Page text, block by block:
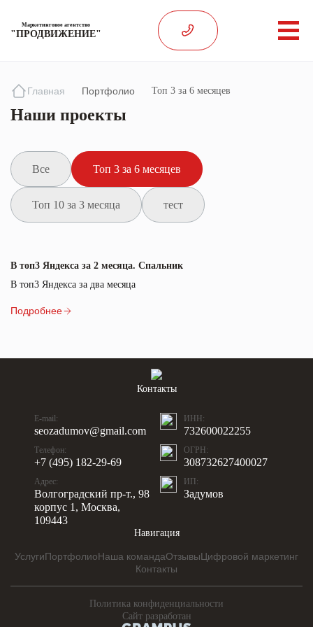
Маркетинговое агентство
"ПРОДВИЖЕНИЕ"
Главная Портфолио Топ 3 за 6 месяцев
Наши проекты
Все Топ 3 за 6 месяцев
Топ 10 за 3 месяца тест
В топ3 Яндекса за 2 месяца. Спальник
В топ3 Яндекса за два месяца
Подробнее
Контакты
E-mail:
seozadumov@gmail.com
ИНН:
732600022255
Телефон:
+7 (495) 182-29-69
ОГРН:
308732627400027
Адрес:
Волгоградский пр-т., 98
корпус 1, Москва,
109443
ИП:
Задумов
Навигация
УслугиПортфолиоНаша командаОтзывыЦифровой маркетинг
Контакты
Политика конфиденциальности
Сайт разработан